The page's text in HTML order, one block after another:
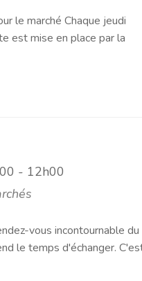
le marché Chaque jeudi
est mise en place par la
- 12h00
vous incontournable du
le temps d'échanger.